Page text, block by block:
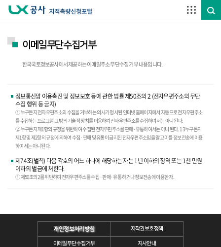
이메일무단수집거부
한국국토정보공사에서 제공하는 이메일주소 무단수집 거부 내용입니다.
정보통신망 이용촉진 및 정보보호 등에 관한 법률 제50조의 2 (전자우편주소의 무단
수집 행위 등 금지)
① 누구든지 전자우편주소의 수집을 거부하는 의사가 명시된 인터넷 홈페이지에서 자동으로 전자우편주소
를 수집하는 프로그램 그 밖의 기술적 장치를 이용하여 전자우편주소를 수집하여서는 아니 된다.
② 누구든지 제1항의 규정을 위반하여 수집된 전자우편주소를 판매·유통하여서는 아니 된다. 1 3 누구든지
제1항 및 제2항의 규정에 의하여 수집·판매 및 유통이 금지된 전자우편주소임을 알고 이를 정보전송에 이용
하여서는 아니 된다.
제74조(벌칙) 다음 각호의 어느 하나에 해당하는 자는 1년 이하의 징역 또는 1천 만원
이하의 벌금에 처한다.
① 제50조의 2를 위반하여 전자우편주소를 수집 ·판매·유통 하거나 정보전송에 이용한 자.
개인정보처리방침 저작권보호정책
이메일무단수집거부 지사안내